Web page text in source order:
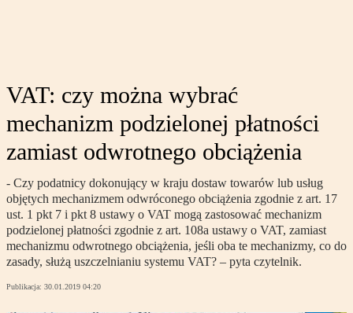
VAT: czy można wybrać
mechanizm podzielonej płatności
zamiast odwrotnego obciążenia
- Czy podatnicy dokonujący w kraju dostaw towarów lub usług
objętych mechanizmem odwróconego obciążenia zgodnie z art. 17
ust. 1 pkt 7 i pkt 8 ustawy o VAT mogą zastosować mechanizm
podzielonej płatności zgodnie z art. 108a ustawy o VAT, zamiast
mechanizmu odwrotnego obciążenia, jeśli oba te mechanizmy, co do
zasady, służą uszczelnianiu systemu VAT? – pyta czytelnik.
Publikacja: 30.01.2019 04:20